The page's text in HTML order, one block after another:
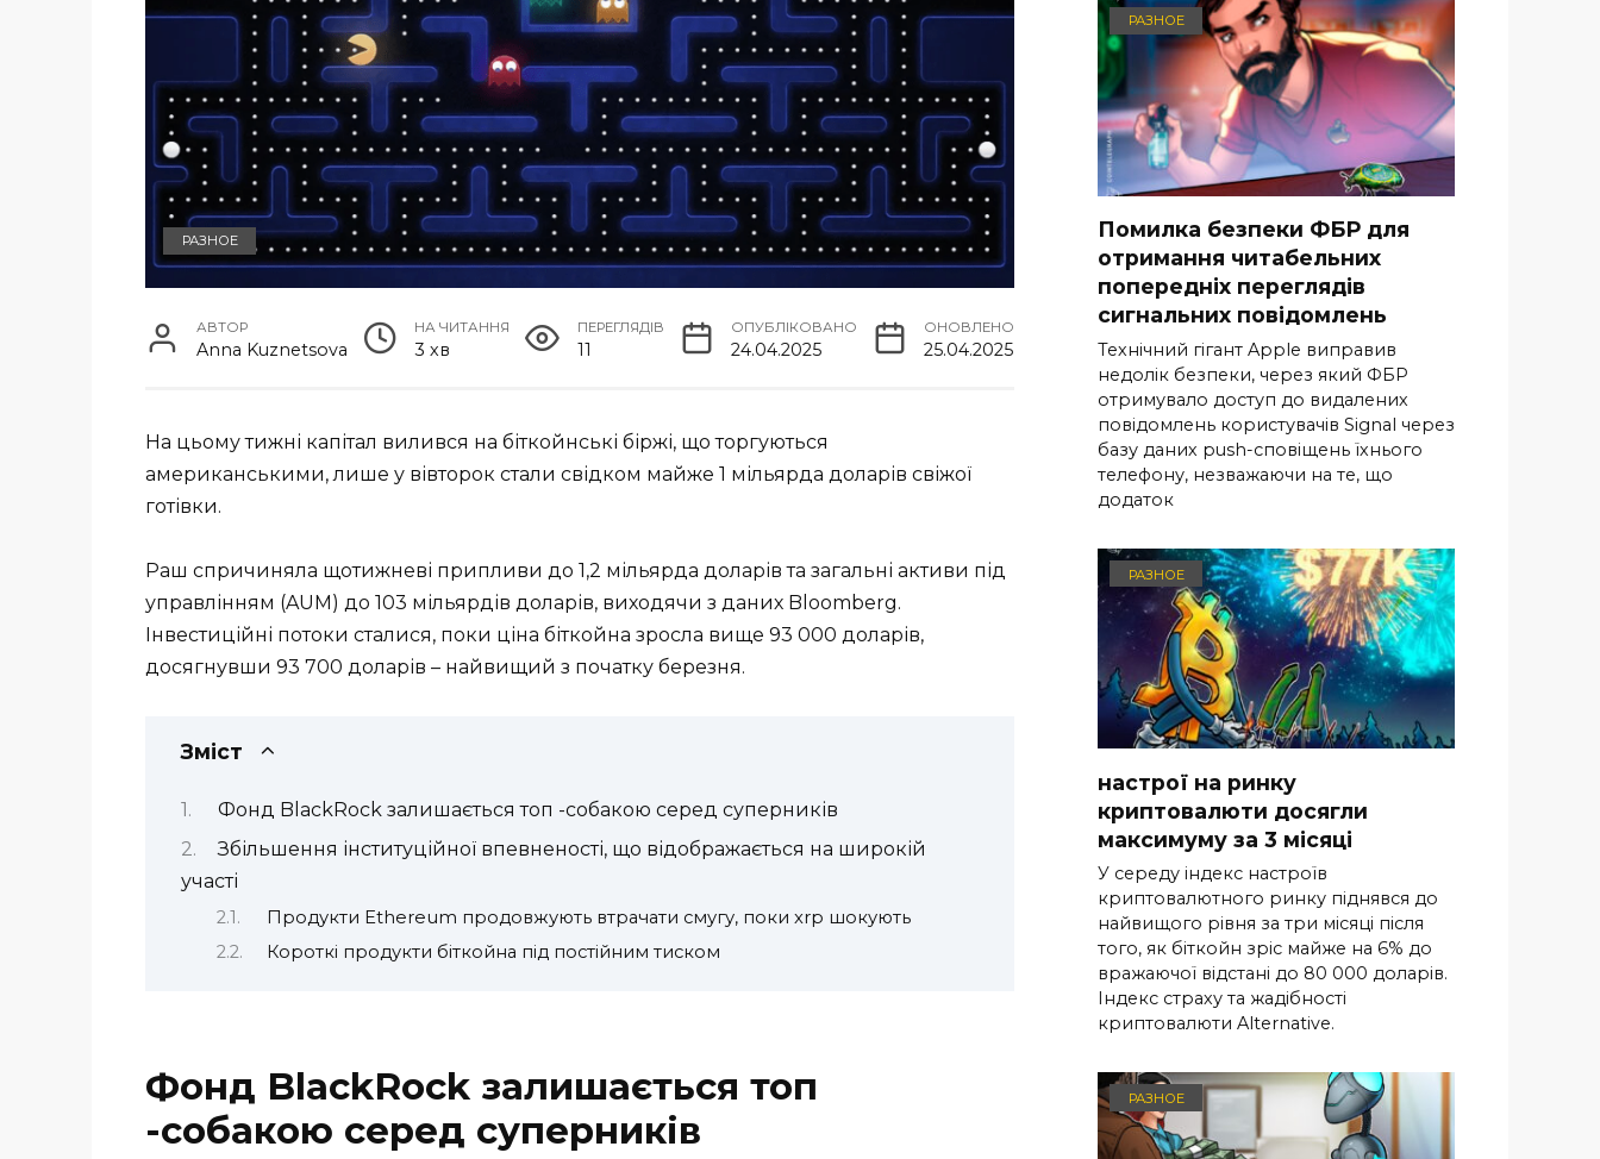
РАЗНОЕ
АВТОР
Anna Kuznetsova
НА ЧИТАННЯ
3 хв
ПЕРЕГЛЯДІВ
11
ОПУБЛІКОВАНО
24.04.2025
ОНОВЛЕНО
25.04.2025
На цьому тижні капітал вилився на біткойнські біржі, що торгуються
американськими, лише у вівторок стали свідком майже 1 мільярда доларів свіжої
готівки.
Раш спричиняла щотижневі припливи до 1,2 мільярда доларів та загальні активи під
управлінням (AUM) до 103 мільярдів доларів, виходячи з даних Bloomberg.
Інвестиційні потоки сталися, поки ціна біткойна зросла вище 93 000 доларів,
досягнувши 93 700 доларів – найвищий з початку березня.
Зміст
Фонд BlackRock залишається топ -собакою серед суперників
Збільшення інституційної впевненості, що відображається на широкій
участі
Продукти Ethereum продовжують втрачати смугу, поки xrp шокують
Короткі продукти біткойна під постійним тиском
Фонд BlackRock залишається топ
-собакою серед суперників
РАЗНОЕ
Помилка безпеки ФБР для
отримання читабельних
попередніх переглядів
сигнальних повідомлень
Технічний гігант Apple виправив
недолік безпеки, через який ФБР
отримувало доступ до видалених
повідомлень користувачів Signal через
базу даних push-сповіщень їхнього
телефону, незважаючи на те, що
додаток
РАЗНОЕ
настрої на ринку
криптовалюти досягли
максимуму за 3 місяці
У середу індекс настроїв
криптовалютного ринку піднявся до
найвищого рівня за три місяці після
того, як біткойн зріс майже на 6% до
вражаючої відстані до 80 000 доларів.
Індекс страху та жадібності
криптовалюти Alternative.
РАЗНОЕ